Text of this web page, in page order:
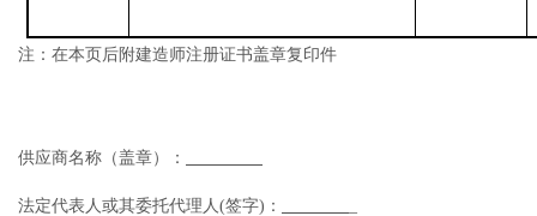
注： 在本页后附建造师注册证书盖章复印件
供应商名称（盖章）：
法定代表人或其委托代理人(签字)：